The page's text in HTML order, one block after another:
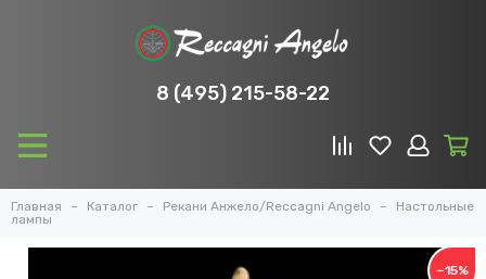
8 (495) 215-58-22
Главная Каталог Рекани Анжело/Reccagni Angelo
Настольные
лампы
−15%